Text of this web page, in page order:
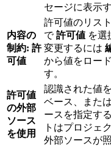
セージに表示
内容の
制約: 許
可値
許可値のリス
で許可値 を選
変更するには
から値をロー
す。
許可値
の外部
ソース
を使用
認識された値
ベース、また
ースを指定す
トはプロジェ
外部ソースが